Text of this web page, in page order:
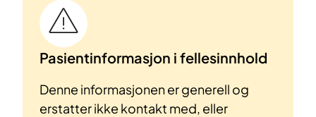
Pasientinformasjon i fellesinnhold
Denne informasjonen er generell og
erstatter ikke kontakt med, eller